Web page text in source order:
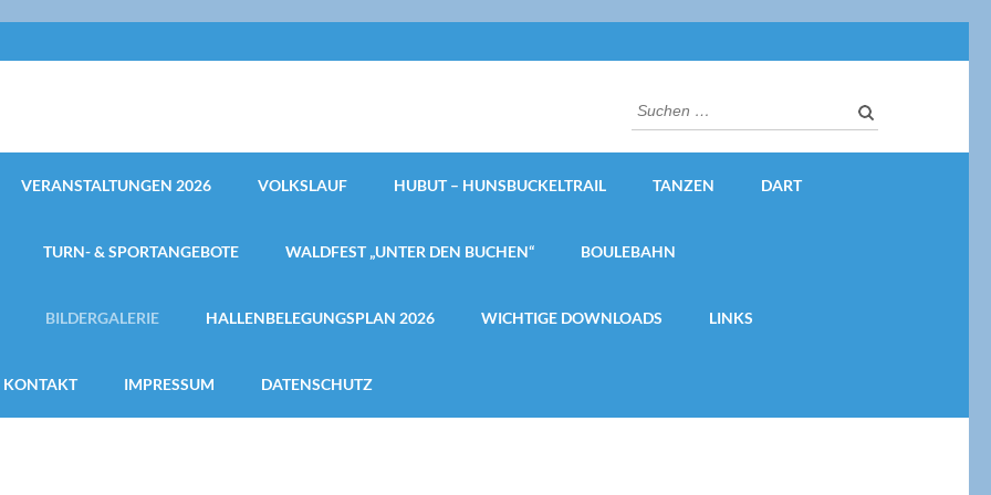
Suchen
nach:
VERANSTALTUNGEN 2026 VOLKSLAUF HUBUT – HUNSBUCKELTRAIL TANZEN DART
TURN- & SPORTANGEBOTE WALDFEST „UNTER DEN BUCHEN“ BOULEBAHN
BILDERGALERIE HALLENBELEGUNGSPLAN 2026 WICHTIGE DOWNLOADS LINKS
KONTAKT IMPRESSUM DATENSCHUTZ